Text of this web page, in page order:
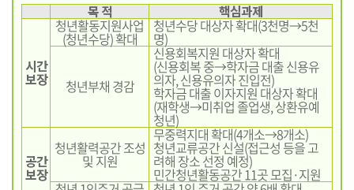
목 적
핵심과제
시간
보장
청년활동지원사업
(청년수당) 확대
청년수당 대상자 확대(3천명→5천
명)
청년부채 경감
신용회복지원 대상자 확대
(신용회복 중→학자금 대출 신용유
의자, 신용유의자 진입전)
학자금 대출 이자지원 대상자 확대
(재학생→미취업 졸업생, 상환유예
청년)
공간
보장
청년활력공간 조성
및 지원
무중력지대 확대(4개소→8개소)
청년교류공간 신설(접근성 등을 고
려해 장소 선정 예정)
민간청년활동공간 11곳 모집·지원